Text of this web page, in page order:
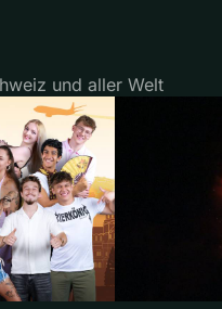
und aller Welt